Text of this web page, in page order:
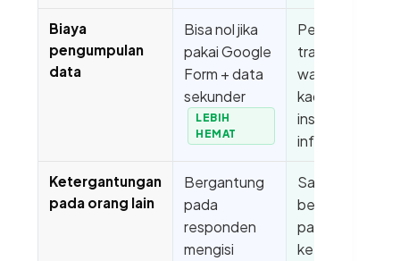
Biaya
pengumpulan
data
Bisa nol jika
pakai Google
Form + data
sekunder
LEBIH
HEMAT
Perlu
transport,
waktu, dan
kadang
insentif untuk
informan
Ketergantungan
pada orang lain
Bergantung
pada
responden
mengisi
Sangat
bergantung
pada
ketersediaan